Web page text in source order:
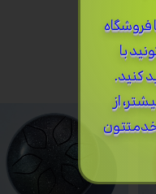
فروشگاه
با
کنید.
از